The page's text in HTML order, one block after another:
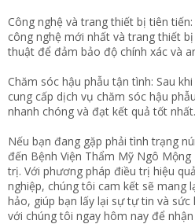
Công nghệ và trang thiết bị tiên
công nghệ mới nhất và trang thiết
thuật để đảm bảo độ chính xác và
Chăm sóc hậu phẫu tận tình: Sau
cung cấp dịch vụ chăm sóc hậu
nhanh chóng và đạt kết quả tốt nhất.
Nếu bạn đang gặp phải tình trạng
đến Bệnh Viện Thẩm Mỹ Ngô
trị. Với phương pháp điều trị hiệu
nghiệp, chúng tôi cam kết sẽ mang
hảo, giúp bạn lấy lại sự tự tin và sức
với chúng tôi ngay hôm nay để